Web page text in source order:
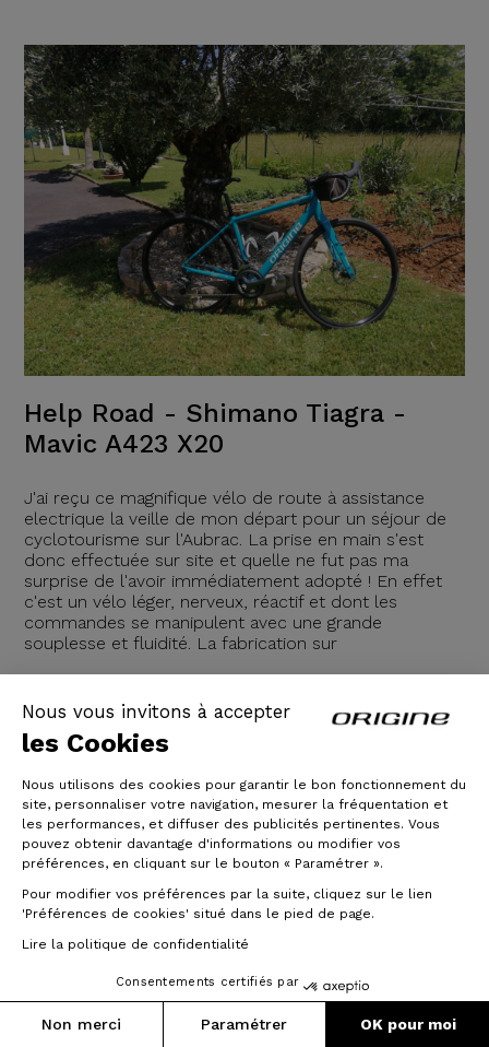
Nous vous invitons à accepter
les Cookies
Nous utilisons des cookies pour garantir le bon fonctionnement du
site, personnaliser votre navigation, mesurer la fréquentation et
les performances, et diffuser des publicités pertinentes. Vous
pouvez obtenir davantage d'informations ou modifier vos
préférences, en cliquant sur le bouton « Paramétrer ».
Pour modifier vos préférences par la suite, cliquez sur le lien
'Préférences de cookies' situé dans le pied de page.
Lire la politique de confidentialité
Consentements certifiés par
Non merci Paramétrer OK pour moi
Help Road - Shimano Tiagra -
Mavic A423 X20
J'ai reçu ce magnifique vélo de route à assistance
electrique la veille de mon départ pour un séjour de
cyclotourisme sur l'Aubrac. La prise en main s'est
donc effectuée sur site et quelle ne fut pas ma
surprise de l'avoir immédiatement adopté ! En effet
c'est un vélo léger, nerveux, réactif et dont les
commandes se manipulent avec une grande
souplesse et fluidité. La fabrication sur
Lire la suite